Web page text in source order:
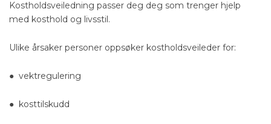
Kostholdsveiledning passer deg deg som trenger hjelp
med kosthold og livsstil.
Ulike årsaker personer oppsøker kostholdsveileder for:
● vektregulering
● kosttilskudd